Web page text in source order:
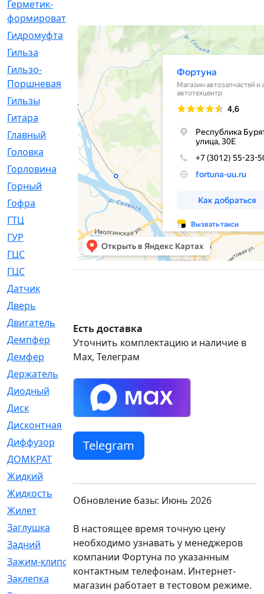
Герметик-
формирователь
Гидромуфта
[47]
Гильза
[56]
Гильзо-
Поршневая
[13]
Гильзы
[259]
Гитара
[7]
Главный
[29]
Головка
[28]
Горловина
[14]
Горный
[1]
Гофра
[86]
ГТЦ
ГУР
[34]
ГЦC
[6]
ГЦС
[74]
Датчик
Дверь
Двигатель
Демпфер
[2]
Демфер
[1]
Держатель
Диодный
[3]
Диск
[418]
Дисконтная
Диффузор
[1]
ДОМКРАТ
[1]
Жидкий
Жидкость
Жилет
Заглушка
[21]
Задний
[528]
Зажим-клипса
[1]
Заклепка
[1]
Есть доставка
Уточнить комплектацию и наличие в
Max, Телеграм
Telegram
Обновление базы: Июнь 2026
В настоящее время точную цену
необходимо узнавать у менеджеров
компании Фортуна по указанным
контактным телефонам. Интернет-
магазин работает в тестовом режиме.